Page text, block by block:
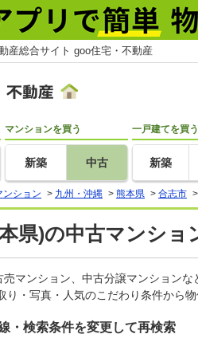
産総合サイト goo住宅・不動産
マンションを買う
新築 中古
一戸建てを買う
新築
ンション > 九州・沖縄 > 熊本県 > 合志市 >
県)の中古マンショ
マンション、中古分譲マンション
り・写真・人気のこだわり条件から
・検索条件を変更して再検索